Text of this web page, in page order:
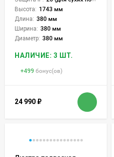
Высота: 1743 мм
Длина: 380 мм
Ширина: 380 мм
Диаметр: 380 мм
НАЛИЧИЕ: 3 ШТ.
+499 бонус(ов)
24 990 ₽